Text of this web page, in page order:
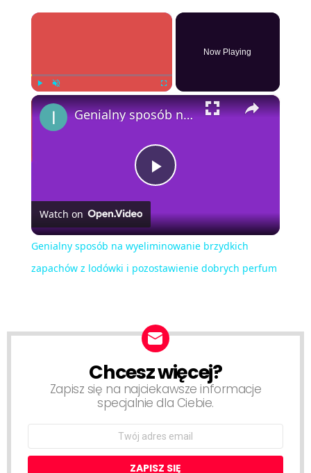
×
Now Playing
×
Play
Video
Genialny sposób na wyeliminowanie brzydkich zapachów z lodówki i pozostawienie dobrych perfum
Watch on
Genialny sposób na wyeliminowanie brzydkich
zapachów z lodówki i pozostawienie dobrych perfum
NEWSLETTERChcesz więcej?
Zapisz się na najciekawsze informacje
specjalnie dla Ciebie.
Email